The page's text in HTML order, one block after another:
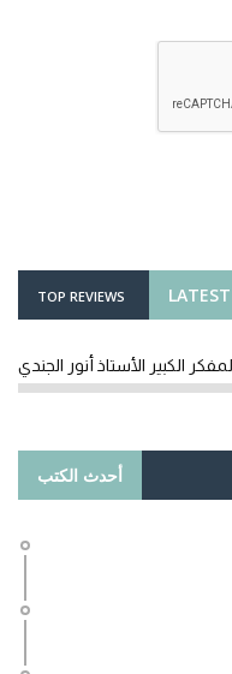
TOP REVIEWS
الكبير الأستاذ أنور الجندي
أحدث الكتب